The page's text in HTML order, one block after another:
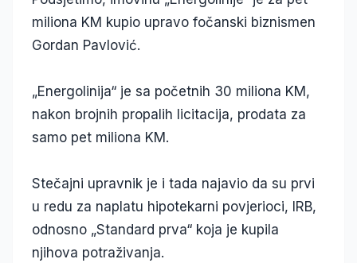
miliona KM kupio upravo fočanski biznismen
Gordan Pavlović.
„Energolinija“ je sa početnih 30 miliona KM,
nakon brojnih propalih licitacija, prodata za
samo pet miliona KM.
Stečajni upravnik je i tada najavio da su prvi
u redu za naplatu hipotekarni povjerioci, IRB,
odnosno „Standard prva“ koja je kupila
njihova potraživanja.